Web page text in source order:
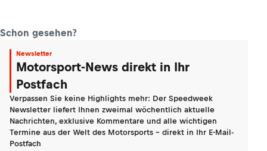
Schon gesehen?
Newsletter
Motorsport-News direkt in Ihr
Postfach
Verpassen Sie keine Highlights mehr: Der Speedweek
Newsletter liefert Ihnen zweimal wöchentlich aktuelle
Nachrichten, exklusive Kommentare und alle wichtigen
Termine aus der Welt des Motorsports - direkt in Ihr E-Mail-
Postfach